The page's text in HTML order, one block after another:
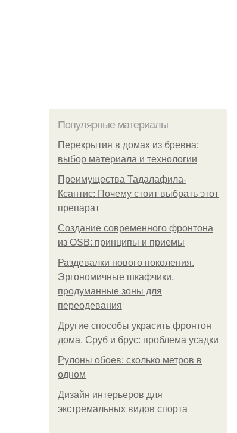
Популярные материалы
Перекрытия в домах из бревна:
выбор материала и технологии
Преимущества Тадалафила-
Ксантис: Почему стоит выбрать этот
препарат
Создание современного фронтона
из OSB: принципы и приемы
Раздевалки нового поколения.
Эргономичные шкафчики,
продуманные зоны для
переодевания
Другие способы украсить фронтон
дома. Сруб и брус: проблема усадки
Рулоны обоев: сколько метров в
одном
Дизайн интерьеров для
экстремальных видов спорта